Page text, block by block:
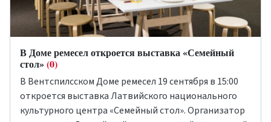
В Доме ремесел откроется выставка «Семейный
стол»(0)
В Вентспилсском Доме ремесел 19 сентября в 15:00
откроется выставка Латвийского национального
культурного центра «Семейный стол». Организатор